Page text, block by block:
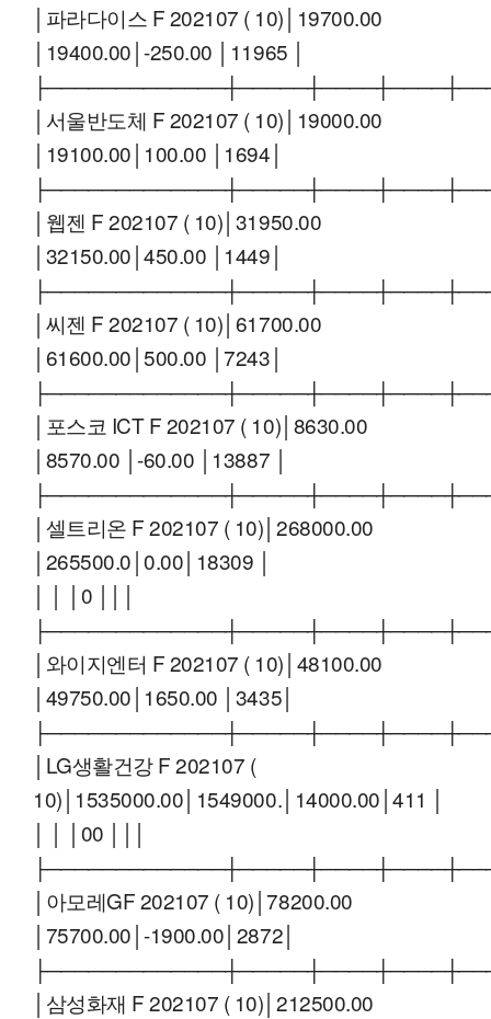
│파라다이스 F 202107 ( 10)│19700.00
│19400.00│-250.00 │11965 │
│서울반도체 F 202107 ( 10)│19000.00
│19100.00│100.00 │1694│
│웹젠 F 202107 ( 10)│31950.00
│32150.00│450.00 │1449│
│씨젠 F 202107 ( 10)│61700.00
│61600.00│500.00 │7243│
│포스코 ICT F 202107 ( 10)│8630.00
│8570.00 │-60.00 │13887 │
│셀트리온 F 202107 ( 10)│268000.00
│265500.0│0.00│18309 │
│ │ │0 │││
│와이지엔터 F 202107 ( 10)│48100.00
│49750.00│1650.00 │3435│
│LG생활건강 F 202107 (
10)│1535000.00│1549000.│14000.00│411 │
│ │ │00 │││
│아모레GF 202107 ( 10)│78200.00
│75700.00│-1900.00│2872│
│삼성화재 F 202107 ( 10)│212500.00